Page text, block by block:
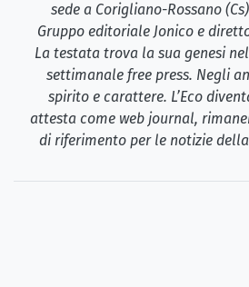
sede a Corigliano-Rossano
Gruppo editoriale Jonico e
La testata trova la sua genesi
settimanale free press. Negli
spirito e carattere. L’Eco
attesta come web journal,
di riferimento per le notizie